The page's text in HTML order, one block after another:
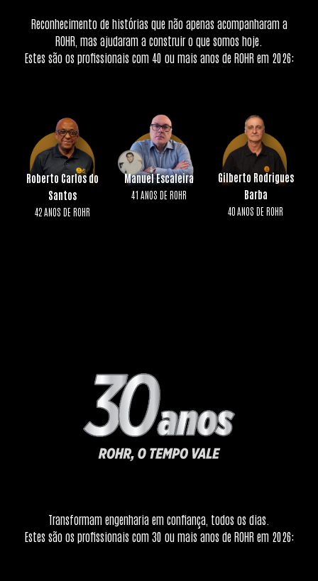
Reconhecimento de histórias que não apenas acompanharam a
ROHR, mas ajudaram a construir o que somos hoje.
Estes são os profissionais com 40 ou mais anos de ROHR em 2026:
Roberto Carlos do
Santos
42 ANOS DE ROHR
Manuel Escaleira
41 ANOS DE ROHR
Gilberto Rodrigues
Barba
40 ANOS DE ROHR
Transformam engenharia em confiança, todos os dias.
Estes são os profissionais com 30 ou mais anos de ROHR em 2026: